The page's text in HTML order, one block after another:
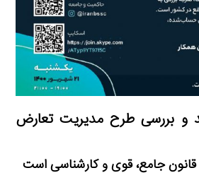
بررسی طرح مدیریت تعارض
قانون جامع، قوی و کارشناسی است